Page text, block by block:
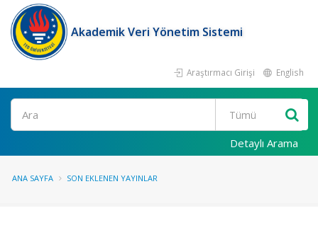
Akademik Veri Yönetim Sistemi
Araştırmacı Girişi English
Ara
Detaylı Arama
ANA SAYFA SON EKLENEN YAYINLAR